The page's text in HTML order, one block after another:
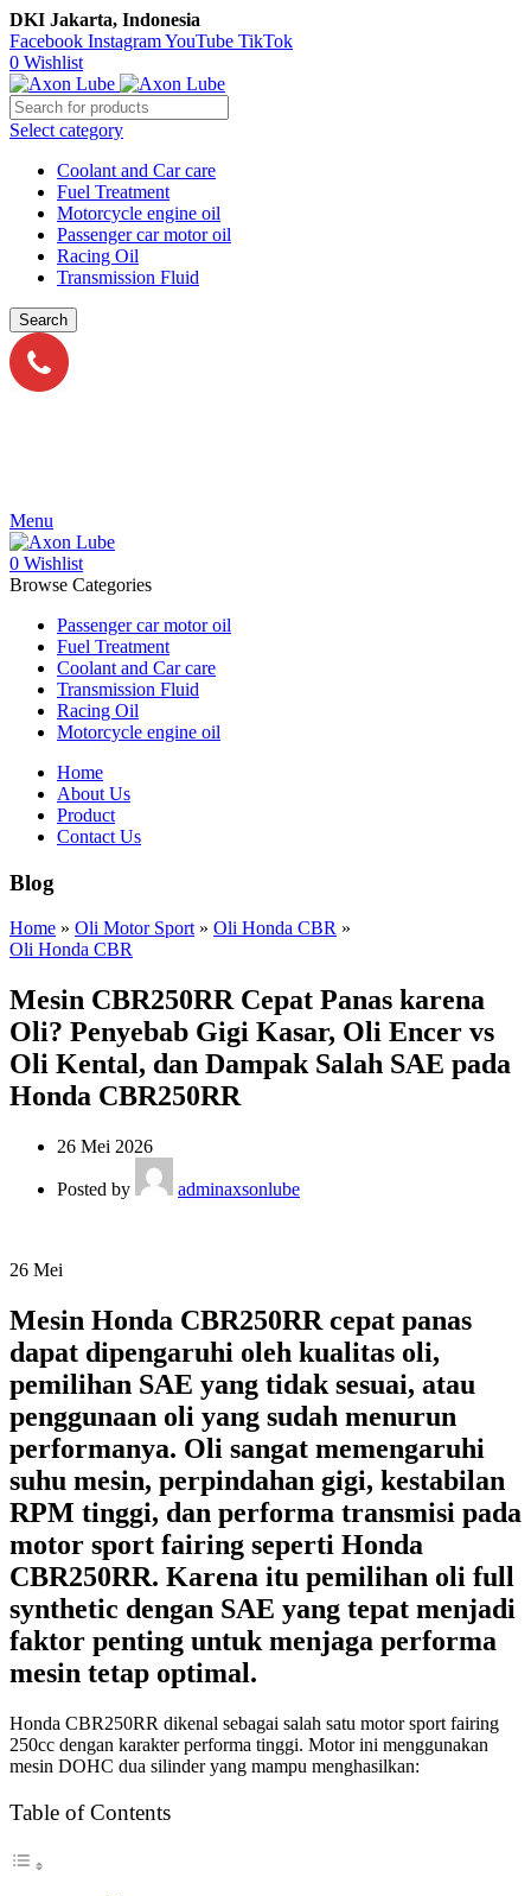
DKI Jakarta, Indonesia
Facebook InstagramYouTube TikTok
0 Wishlist
Select category
Coolant and Car care
Fuel Treatment
Motorcycle engine oil
Passenger car motor oil
Racing Oil
Transmission Fluid
Search
Menu
0 Wishlist
Browse Categories
Passenger car motor oil
Fuel Treatment
Coolant and Car care
Transmission Fluid
Racing Oil
Motorcycle engine oil
Home
About Us
Product
Contact Us
Blog
Home » Oli Motor Sport » Oli Honda CBR »
Oli Honda CBR
Mesin CBR250RR Cepat Panas karena
Oli? Penyebab Gigi Kasar, Oli Encer vs
Oli Kental, dan Dampak Salah SAE pada
Honda CBR250RR
26 Mei 2026
Posted by adminaxsonlube
26 Mei
Mesin Honda CBR250RR cepat panas
dapat dipengaruhi oleh kualitas oli,
pemilihan SAE yang tidak sesuai, atau
penggunaan oli yang sudah menurun
performanya. Oli sangat memengaruhi
suhu mesin, perpindahan gigi, kestabilan
RPM tinggi, dan performa transmisi pada
motor sport fairing seperti Honda
CBR250RR. Karena itu pemilihan oli full
synthetic dengan SAE yang tepat menjadi
faktor penting untuk menjaga performa
mesin tetap optimal.
Honda CBR250RR dikenal sebagai salah satu motor sport fairing
250cc dengan karakter performa tinggi. Motor ini menggunakan
mesin DOHC dua silinder yang mampu menghasilkan:
Table of Contents